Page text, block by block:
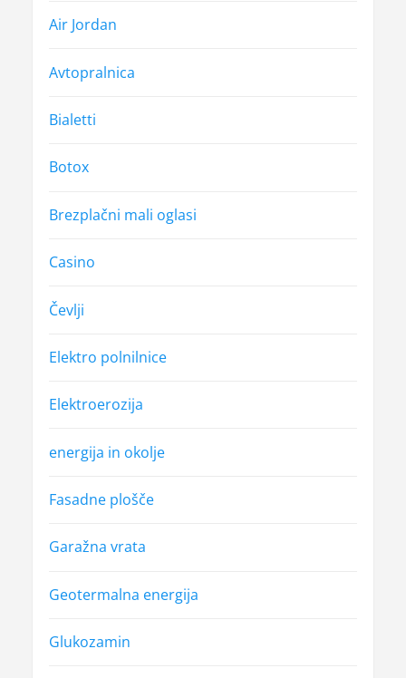
Air Jordan
Avtopralnica
Bialetti
Botox
Brezplačni mali oglasi
Casino
Čevlji
Elektro polnilnice
Elektroerozija
energija in okolje
Fasadne plošče
Garažna vrata
Geotermalna energija
Glukozamin